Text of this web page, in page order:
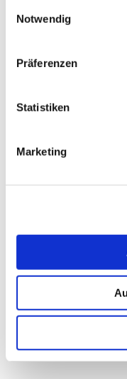
Notwendig
Präferenzen
Statistiken
Marketing